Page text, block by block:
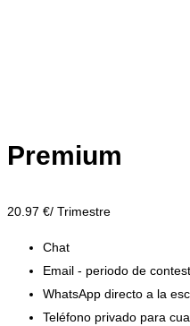
Premium
20.97 €/ Trimestre
Chat
Email - periodo de
WhatsApp directo a la
Teléfono privado para